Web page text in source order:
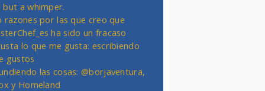
but a whimper.
razones por las que creo que
ha sido un fracaso
lo que me gusta: escribiendo
gustos
las cosas: @borjaventura,
y Homeland